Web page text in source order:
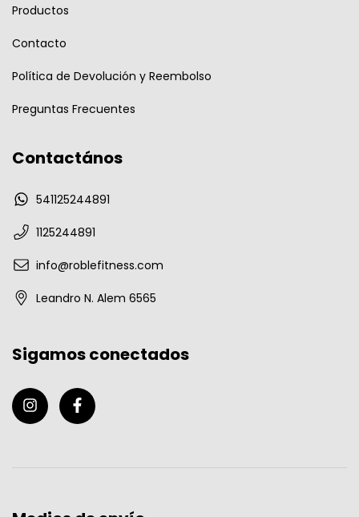
Productos
Contacto
Política de Devolución y Reembolso
Preguntas Frecuentes
Contactános
541125244891
1125244891
info@roblefitness.com
Leandro N. Alem 6565
Sigamos conectados